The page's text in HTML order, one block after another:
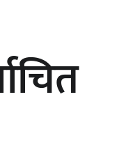
२०२६ भव्यताका